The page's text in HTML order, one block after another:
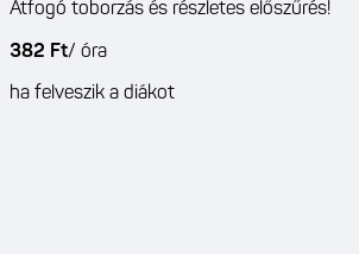
Átfogó toborzás és részletes előszűrés!
382 Ft/ óra
ha felveszik a diákot